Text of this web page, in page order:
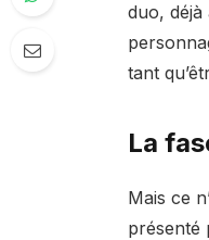
duo,
tant
La
Mais ce
présenté